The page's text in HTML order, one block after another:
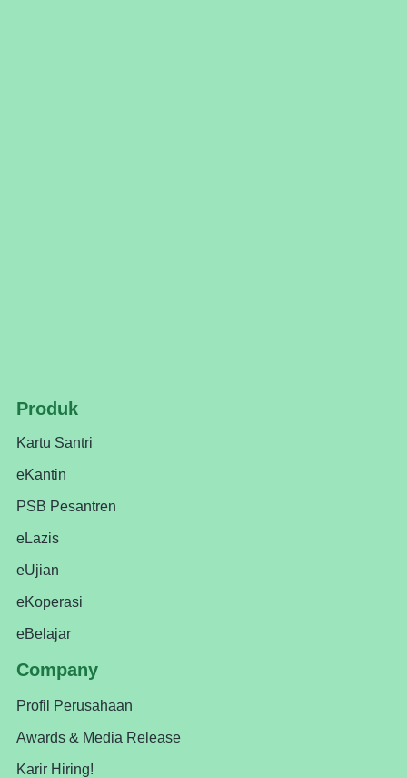
Produk
Kartu Santri
eKantin
PSB Pesantren
eLazis
eUjian
eKoperasi
eBelajar
Company
Profil Perusahaan
Awards & Media Release
Karir Hiring!